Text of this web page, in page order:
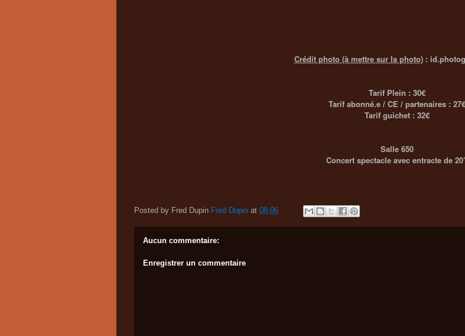
Crédit photo (à mettre sur la photo):
Tarif Plein : 30€
Tarif abonné.e / CE / partenaires : 27€
Tarif guichet : 32€
Salle 650
Concert spectacle avec entracte de
Posted by Fred Dupin Fred Dupin at 08:06
Aucun commentaire:
Enregistrer un commentaire